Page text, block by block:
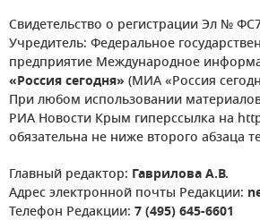
Свидетельство о регистрации Эл №
Учредитель: Федеральное
предприятие Международное
«Россия сегодня» (МИА «Россия
При любом использовании
РИА Новости Крым гиперссылка на
обязательна не ниже второго абзаца
Главный редактор: Гаврилова А.В.
Адрес электронной почты Редакции:
Телефон Редакции: 7 (495) 645-6601